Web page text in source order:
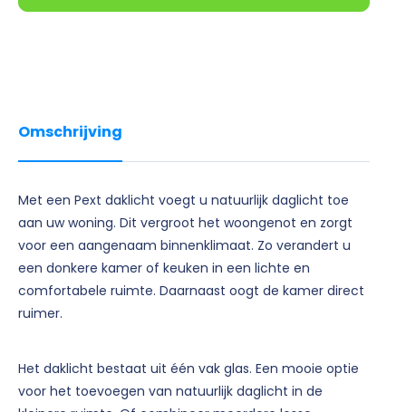
Omschrijving
Met een Pext daklicht voegt u natuurlijk daglicht toe
aan uw woning. Dit vergroot het woongenot en zorgt
voor een aangenaam binnenklimaat. Zo verandert u
een donkere kamer of keuken in een lichte en
comfortabele ruimte. Daarnaast oogt de kamer direct
ruimer.
Het daklicht bestaat uit één vak glas. Een mooie optie
voor het toevoegen van natuurlijk daglicht in de